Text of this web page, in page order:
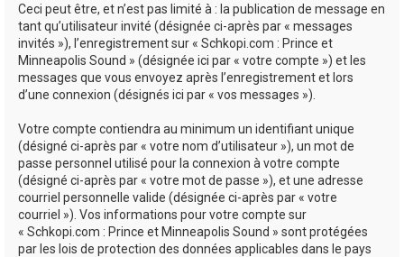
Ceci peut être, et n’est pas limité à : la publication de message en
tant qu’utilisateur invité (désignée ci-après par « messages
invités »), l’enregistrement sur « Schkopi.com : Prince et
Minneapolis Sound » (désignée ici par « votre compte ») et les
messages que vous envoyez après l’enregistrement et lors
d’une connexion (désignés ici par « vos messages »).
Votre compte contiendra au minimum un identifiant unique
(désigné ci-après par « votre nom d’utilisateur »), un mot de
passe personnel utilisé pour la connexion à votre compte
(désigné ci-après par « votre mot de passe »), et une adresse
courriel personnelle valide (désignée ci-après par « votre
courriel »). Vos informations pour votre compte sur
« Schkopi.com : Prince et Minneapolis Sound » sont protégées
par les lois de protection des données applicables dans le pays